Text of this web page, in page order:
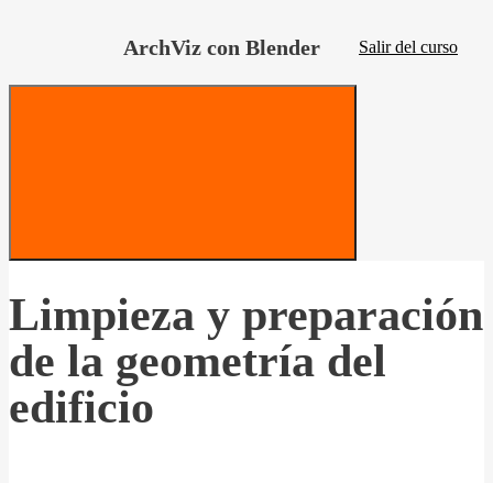
ArchViz con Blender Salir del curso
Limpieza y preparación
de la geometría del
edificio